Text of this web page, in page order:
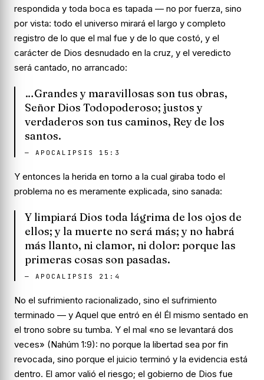
respondida y toda boca es tapada — no por fuerza, sino
por vista: todo el universo mirará el largo y completo
registro de lo que el mal fue y de lo que costó, y el
carácter de Dios desnudado en la cruz, y el veredicto
será cantado, no arrancado:
…Grandes y maravillosas son tus obras,
Señor Dios Todopoderoso; justos y
verdaderos son tus caminos, Rey de los
santos.
— APOCALIPSIS 15:3
Y entonces la herida en torno a la cual giraba todo el
problema no es meramente explicada, sino sanada:
Y limpiará Dios toda lágrima de los ojos de
ellos; y la muerte no será más; y no habrá
más llanto, ni clamor, ni dolor: porque las
primeras cosas son pasadas.
— APOCALIPSIS 21:4
No el sufrimiento racionalizado, sino el sufrimiento
terminado — y Aquel que entró en él Él mismo sentado en
el trono sobre su tumba. Y el mal «no se levantará dos
veces» (Nahúm 1:9): no porque la libertad sea por fin
revocada, sino porque el juicio terminó y la evidencia está
dentro. El amor valió el riesgo; el gobierno de Dios fue